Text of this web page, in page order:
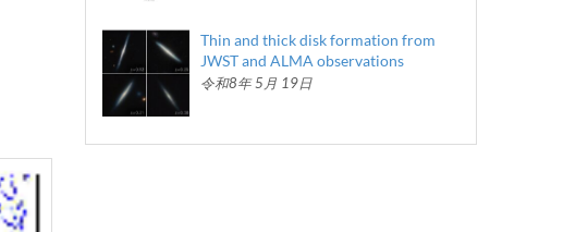
Thin and thick disk formation from
JWST and ALMA observations
令和8年 5月 19日